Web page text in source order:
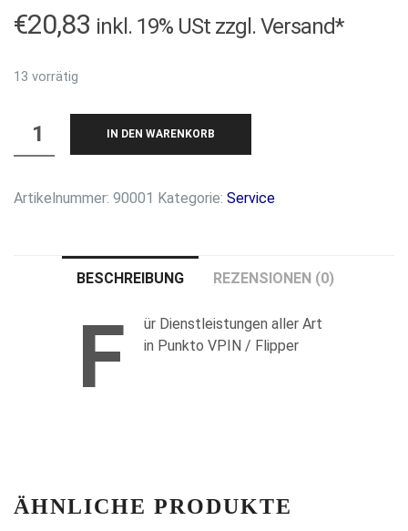
€20,83 inkl. 19% USt zzgl. Versand*
13 vorrätig
Support
1/2
Menge
IN DEN WARENKORB
Artikelnummer: 90001 Kategorie: Service
BESCHREIBUNG REZENSIONEN (0)
F
ür Dienstleistungen aller Art
in Punkto VPIN / Flipper
ÄHNLICHE PRODUKTE